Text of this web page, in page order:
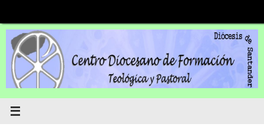
contenido